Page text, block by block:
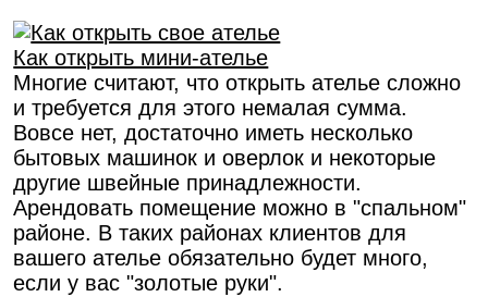
Как открыть мини-ателье
Многие считают, что открыть ателье сложно
и требуется для этого немалая сумма.
Вовсе нет, достаточно иметь несколько
бытовых машинок и оверлок и некоторые
другие швейные принадлежности.
Арендовать помещение можно в "спальном"
районе. В таких районах клиентов для
вашего ателье обязательно будет много,
если у вас "золотые руки".